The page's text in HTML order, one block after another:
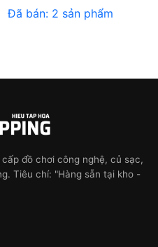
Đã bán: 2 sản phẩm
đồ chơi công nghệ, củ sạc,
Tiêu chí: "Hàng sẵn tại kho -